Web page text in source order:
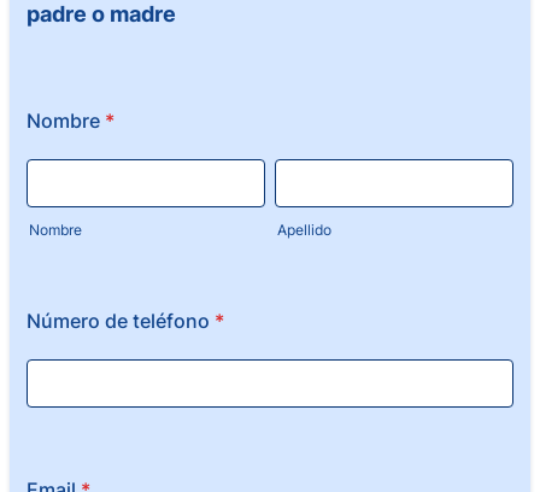
padre o madre
Nombre *
Nombre Apellido
Número de teléfono *